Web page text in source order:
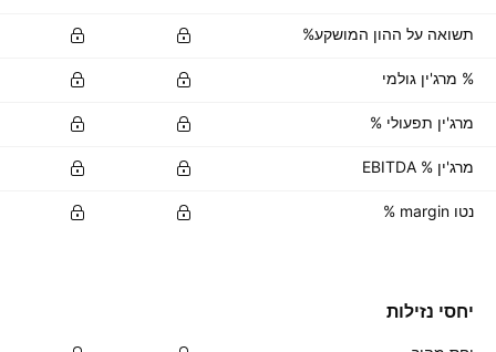
תשואה על ההון המושקע%
% מרג'ין גולמי
מרג'ין תפעולי %
מרג'ין % EBITDA
נטו margin %
יחסי נזילות